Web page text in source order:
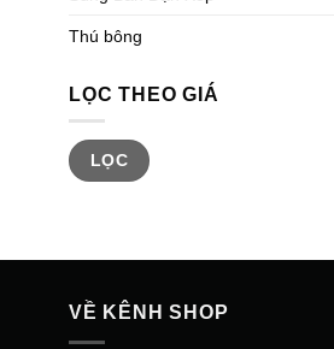
Thú bông
LỌC THEO GIÁ
Giá
tối
thiểu
Giá
tối
đa
LỌC
VỀ KÊNH SHOP